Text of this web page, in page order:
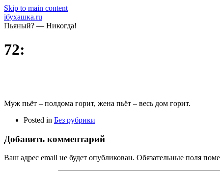
Skip to main content
iбухашка.ru
Пьяный? — Никогда!
72:
Муж пьёт – полдома горит, жена пьёт – весь дом горит.
Posted in Без рубрики
Добавить комментарий
Ваш адрес email не будет опубликован. Обязательные поля